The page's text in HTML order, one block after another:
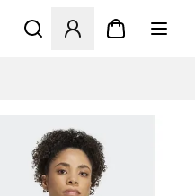
Öffnet ein neues Fenster